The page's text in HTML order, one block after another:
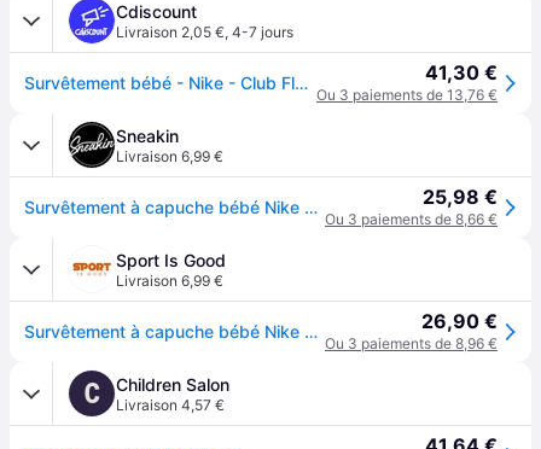
Cdiscount
Livraison 2,05 €, 4-7 jours
Survêtement bébé - Nike - Club Fleece - Gris - Manches longues - Respirant 41,30 €
Ou 3 paiements de 13,76 €
Sneakin
Livraison 6,99 €
Survêtement à capuche bébé Nike Club Fleece - Gris 25,98 €
Ou 3 paiements de 8,66 €
Sport Is Good
Livraison 6,99 €
Survêtement à capuche bébé Nike Club Fleece - Gris 26,90 €
Ou 3 paiements de 8,96 €
C Children Salon
Livraison 4,57 €